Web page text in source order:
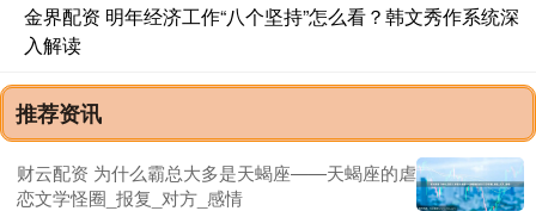
金界配资 明年经济工作“八个坚持”怎么看？韩文秀作系统深
入解读
推荐资讯
财云配资 为什么霸总大多是天蝎座——天蝎座的虐
恋文学怪圈_报复_对方_感情